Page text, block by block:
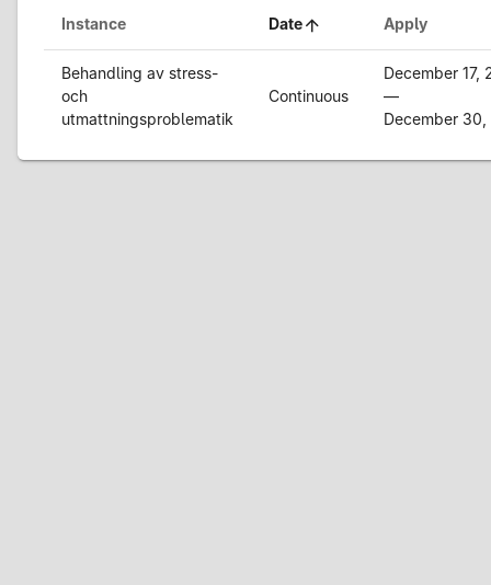
Instance Date Apply
Behandling av stress-
och
utmattningsproblematik
Continuous
December 17,
—
December